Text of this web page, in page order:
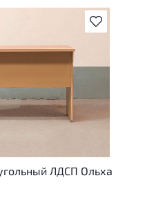
В избранное
незначительные
не влияющие на
ЛДСП Ольха